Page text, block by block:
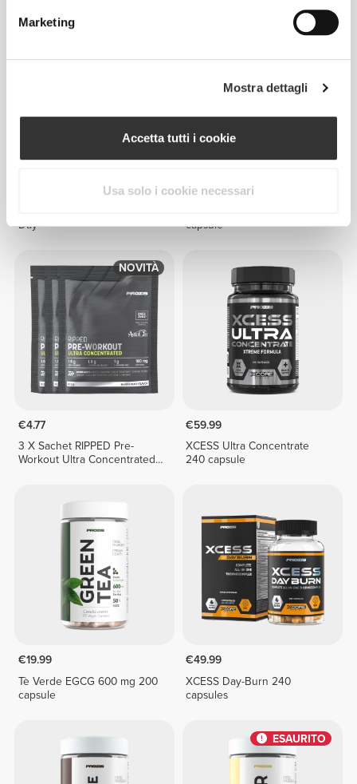
Marketing
Mostra dettagli
Accetta tutti i cookie
Usa solo i cookie necessari
Day
€34.99
capsule
NOVITÀ
€4.77
3 X Sachet RIPPED Pre-
Workout Ultra Concentrated
€59.99
XCESS Ultra Concentrate
240 capsule
€19.99
Tè Verde EGCG 600 mg 200
capsule
€49.99
XCESS Day-Burn 240
capsules
ESAURITO